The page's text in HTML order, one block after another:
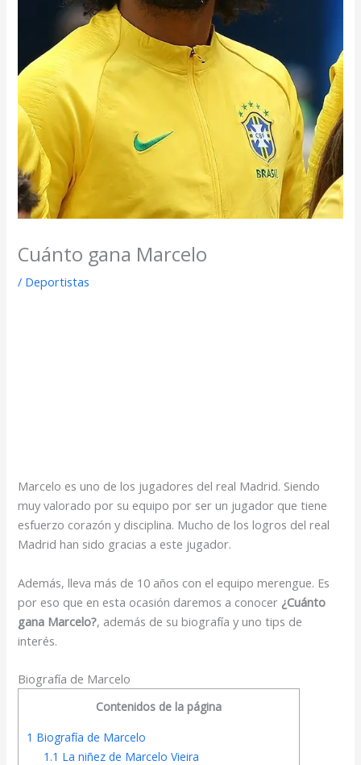
Cuánto gana Marcelo
/ Deportistas
Marcelo es uno de los jugadores del real Madrid. Siendo
muy valorado por su equipo por ser un jugador que tiene
esfuerzo corazón y disciplina. Mucho de los logros del real
Madrid han sido gracias a este jugador.
Además, lleva más de 10 años con el equipo merengue. Es
por eso que en esta ocasión daremos a conocer ¿Cuánto
gana Marcelo?, además de su biografía y uno tips de
interés.
Biografía de Marcelo
Contenidos de la página
1 Biografía de Marcelo
1.1 La niñez de Marcelo Vieira